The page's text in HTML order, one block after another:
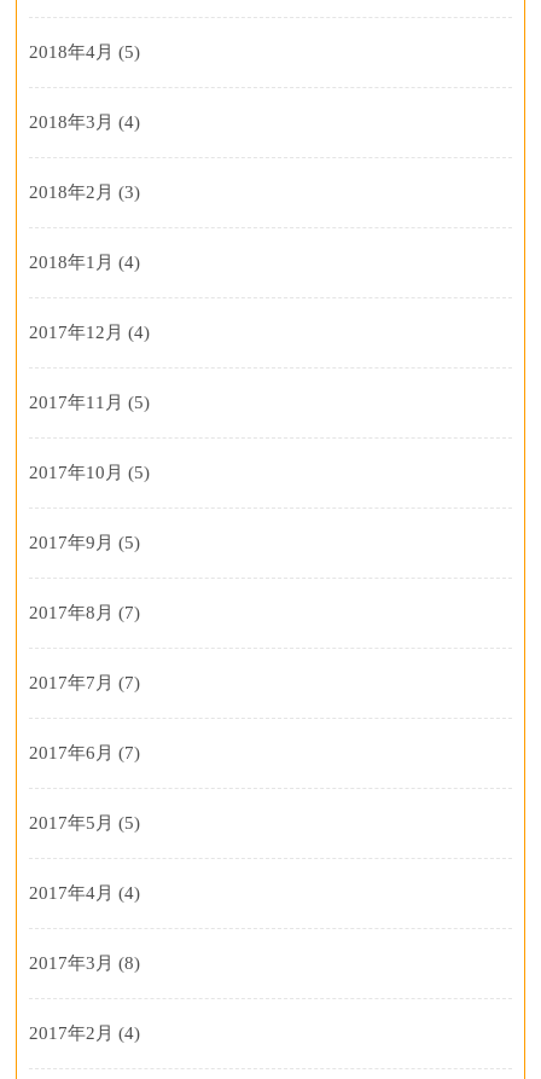
2018年4月 (5)
2018年3月 (4)
2018年2月 (3)
2018年1月 (4)
2017年12月 (4)
2017年11月 (5)
2017年10月 (5)
2017年9月 (5)
2017年8月 (7)
2017年7月 (7)
2017年6月 (7)
2017年5月 (5)
2017年4月 (4)
2017年3月 (8)
2017年2月 (4)